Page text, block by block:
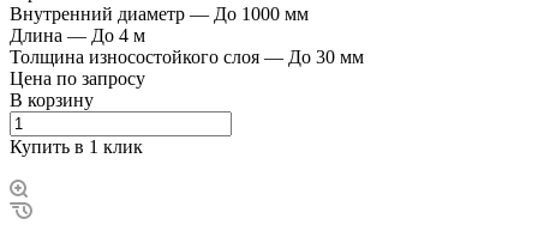
Внутренний диаметр — До 1000 мм
Длина — До 4 м
Толщина износостойкого слоя — До 30 мм
Цена по запросу
В корзину
Купить в 1 клик